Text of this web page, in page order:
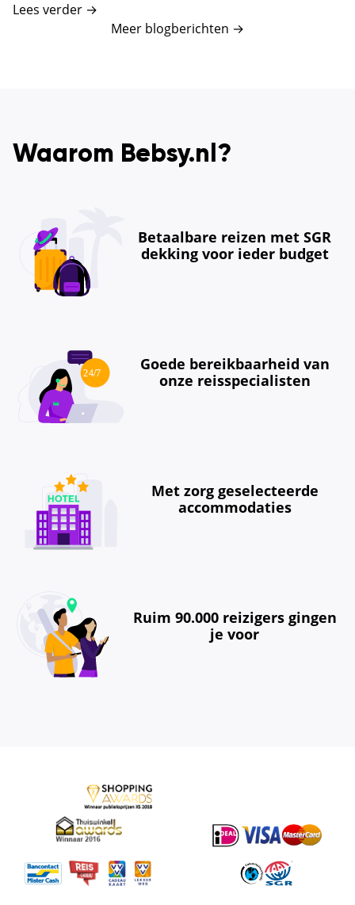
Lees verder →
Meer blogberichten →
Waarom Bebsy.nl?
Betaalbare reizen met SGR
dekking voor ieder budget
Goede bereikbaarheid van
onze reisspecialisten
Met zorg geselecteerde
accommodaties
Ruim 90.000 reizigers gingen
je voor